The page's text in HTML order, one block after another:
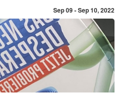
Sep 09 - Sep 10, 2022